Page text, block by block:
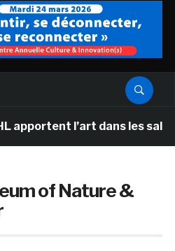
l’art dans les salles
of Nature &